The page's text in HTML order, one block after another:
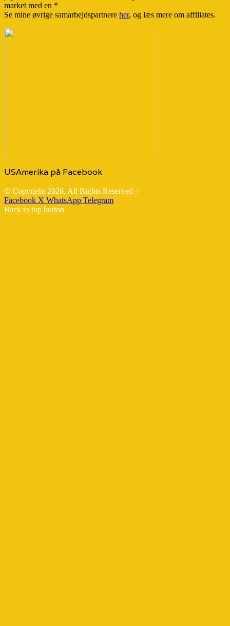
market med en *
Se mine øvrige samarbejdspartnere her, og læs mere om affiliates.
USAmerika på Facebook
© Copyright 2026, All Rights Reserved |
Facebook X WhatsApp Telegram
Back to top button